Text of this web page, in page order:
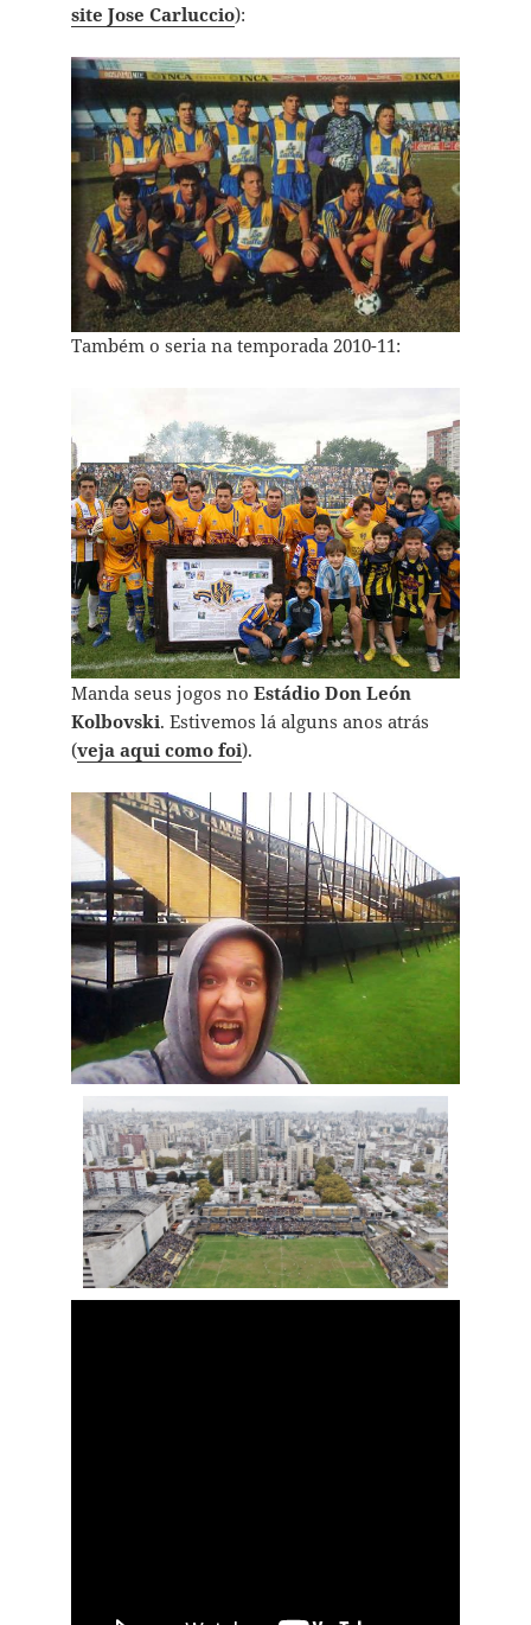
site Jose Carluccio):
Também o seria na temporada 2010-11:
Manda seus jogos no Estádio Don León
Kolbovski. Estivemos lá alguns anos atrás
(veja aqui como foi).